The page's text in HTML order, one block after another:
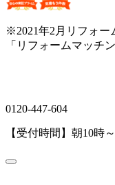
※2021年2月リフォー
「リフォームマッチ
0120-447-604
【受付時間】朝10時